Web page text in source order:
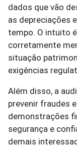
dados que vão
as depreciações
tempo. O intuito
corretamente
situação
exigências
Além disso, a
prevenir fraudes
demonstrações
segurança e
demais